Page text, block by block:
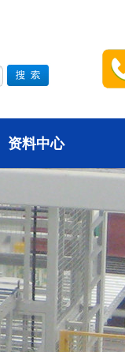
资料中心